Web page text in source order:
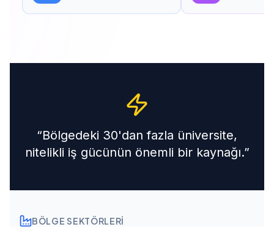
“Bölgedeki 30'dan fazla üniversite,
nitelikli iş gücünün önemli bir kaynağı.”
BÖLGE SEKTÖRLERI